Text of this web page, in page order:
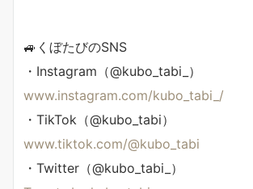
🚙くぼたびのSNS
・Instagram（@kubo_tabi_）
www.instagram.com/kubo_tabi_/
・TikTok（@kubo_tabi）
www.tiktok.com/@kubo_tabi
・Twitter（@kubo_tabi_）